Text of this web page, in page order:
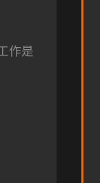
作是